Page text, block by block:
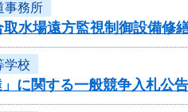
事務所
水場遠方監視制御設備修
学校
に関する一般競争入札公告